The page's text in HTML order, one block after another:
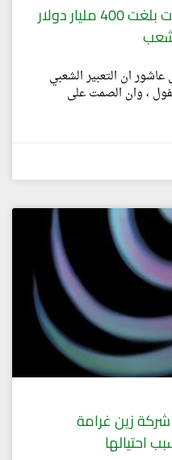
ايرادات العراق خلال 8 سنوات بلغت 400 مليار دولار
، وان الصمت على
زين غرامة